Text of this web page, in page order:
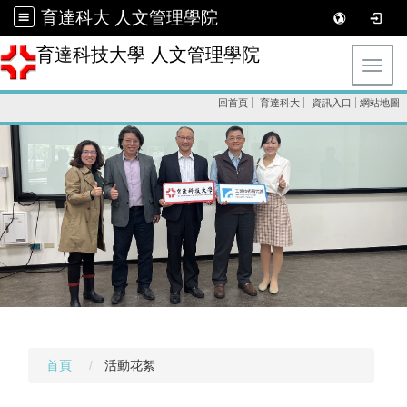
育達科大 人文管理學院
育達科技大學 人文管理學院
回首頁 育達科大 資訊入口 網站地圖
首頁 活動花絮